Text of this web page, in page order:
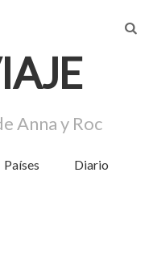
JE
Anna y Roc
Países
Diario